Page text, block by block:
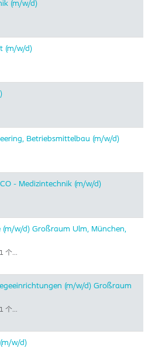
(m/w/d)
(m/w/d)
Betriebsmittelbau (m/w/d)
- Medizintechnik (m/w/d)
w/d) Großraum Ulm, München,
个…
(m/w/d) Großraum
个…
w/d)